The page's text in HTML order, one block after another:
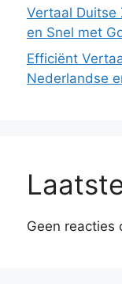
Vertaal Duitse
en Snel met
Efficiënt
Nederlandse
Geen reacties